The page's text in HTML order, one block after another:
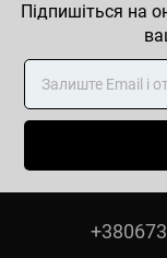
Підпишіться на